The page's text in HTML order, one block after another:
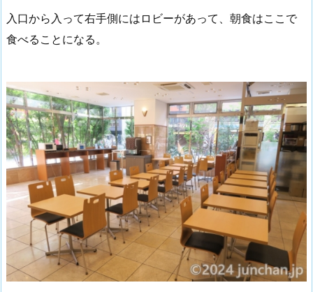
入口から入って右手側にはロビーがあって、朝食はここで
食べることになる。